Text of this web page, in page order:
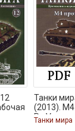
Танки
(2013).
Pz.V
Танки мира